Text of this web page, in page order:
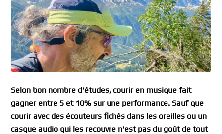
Selon bon nombre d’études, courir en musique fait
gagner entre 5 et 10% sur une performance. Sauf que
courir avec des écouteurs fichés dans les oreilles ou un
casque audio qui les recouvre n’est pas du goût de tout